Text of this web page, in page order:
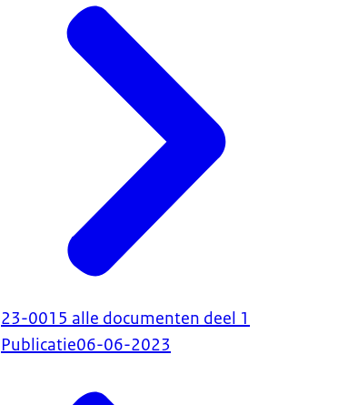
23-0015 alle documenten deel 1
Publicatie06-06-2023